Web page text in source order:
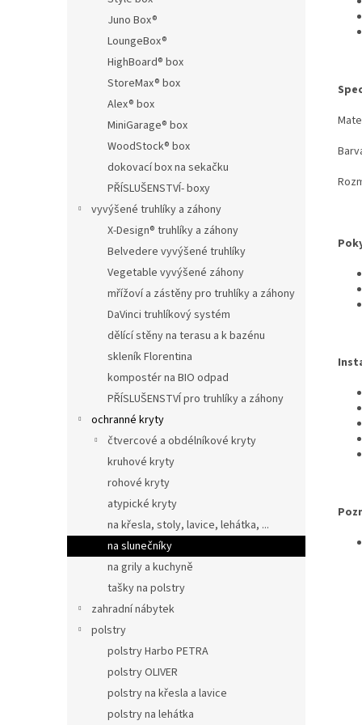
Juno Box®
LoungeBox®
HighBoard® box
StoreMax® box
Alex® box
MiniGarage® box
WoodStock® box
dokovací box na sekačku
PŘÍSLUŠENSTVÍ- boxy
vyvýšené truhlíky a záhony
X-Design® truhlíky a záhony
Belvedere vyvýšené truhlíky
Vegetable vyvýšené záhony
mřížoví a zástěny pro truhlíky a záhony
DaVinci truhlíkový systém
dělící stěny na terasu a k bazénu
skleník Florentina
kompostér na BIO odpad
PŘÍSLUŠENSTVÍ pro truhlíky a záhony
ochranné kryty
čtvercové a obdélníkové kryty
kruhové kryty
rohové kryty
atypické kryty
na křesla, stoly, lavice, lehátka, ...
na slunečníky
na grily a kuchyně
tašky na polstry
zahradní nábytek
polstry
polstry Harbo PETRA
polstry OLIVER
polstry na křesla a lavice
polstry na lehátka